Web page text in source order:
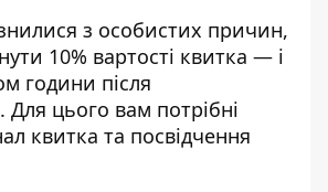
з особистих причин,
10% вартості квитка — і
години після
Для цього вам потрібні
квитка та посвідчення